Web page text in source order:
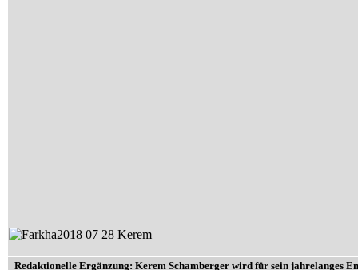
Redaktionelle Ergänzung: Kerem Schamberger wird für sein jahrelanges